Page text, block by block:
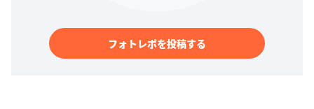
フォトレポを投稿する